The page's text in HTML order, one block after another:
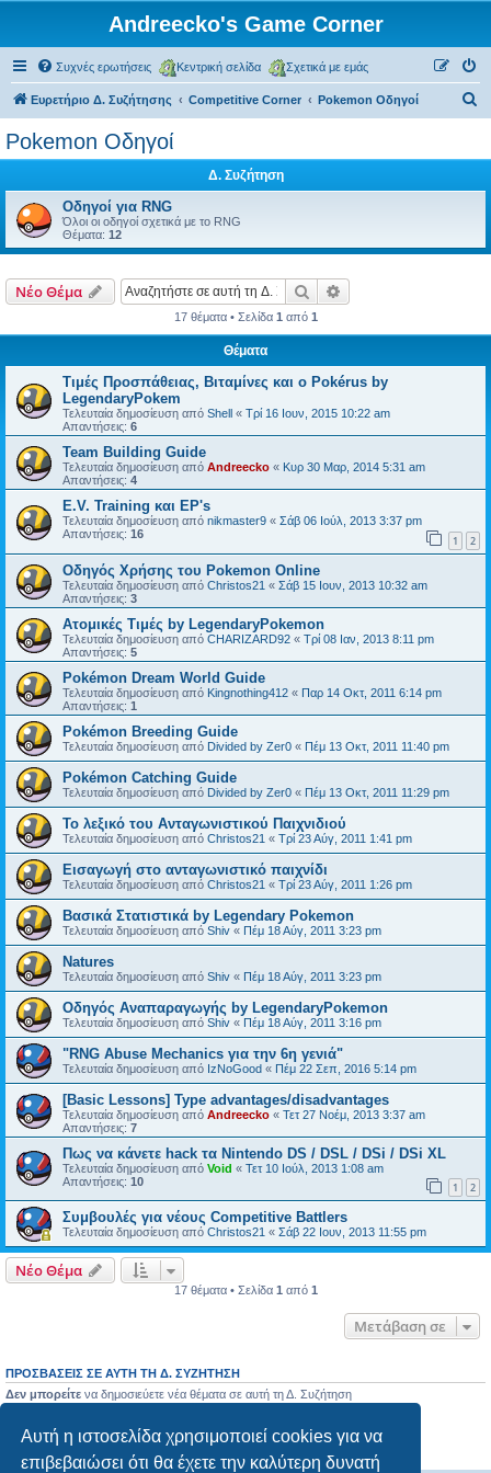
Αυτή η ιστοσελίδα χρησιμοποιεί cookies για να
επιβεβαιώσει ότι θα έχετε την καλύτερη δυνατή
Andreecko's Game Corner
Συχνές ερωτήσεις Κεντρική σελίδα Σχετικά με εμάς
Ευρετήριο Δ. Συζήτησης Competitive Corner Pokemon Οδηγοί
η
Pokemon Οδηγοί
Δ. Συζήτηση
Οδηγοί για RNG
Όλοι οι οδηγοί σχετικά με το RNG
Θέματα: 12
Νέο Θέμα Αναζήτηση
17 θέματα • Σελίδα 1 από 1
Θέματα
Τιμές Προσπάθειας, Βιταμίνες και ο Pokérus by
LegendaryPokem
Τελευταία δημοσίευση από Shell « Τρί 16 Ιουν, 2015 10:22 am
Απαντήσεις: 6
Team Building Guide
Τελευταία δημοσίευση από Andreecko « Κυρ 30 Μαρ, 2014 5:31 am
Απαντήσεις: 4
E.V. Training και EP's
Τελευταία δημοσίευση από nikmaster9 « Σάβ 06 Ιούλ, 2013 3:37 pm
Απαντήσεις: 16 1 2
Οδηγός Χρήσης του Pokemon Online
Τελευταία δημοσίευση από Christos21 « Σάβ 15 Ιουν, 2013 10:32 am
Απαντήσεις: 3
Ατομικές Τιμές by LegendaryPokemon
Τελευταία δημοσίευση από CHARIZARD92 « Τρί 08 Ιαν, 2013 8:11 pm
Απαντήσεις: 5
Pokémon Dream World Guide
Τελευταία δημοσίευση από Kingnothing412 « Παρ 14 Οκτ, 2011 6:14 pm
Απαντήσεις: 1
Pokémon Breeding Guide
Τελευταία δημοσίευση από Divided by Zer0 « Πέμ 13 Οκτ, 2011 11:40 pm
Pokémon Catching Guide
Τελευταία δημοσίευση από Divided by Zer0 « Πέμ 13 Οκτ, 2011 11:29 pm
Το λεξικό του Ανταγωνιστικού Παιχνιδιού
Τελευταία δημοσίευση από Christos21 « Τρί 23 Αύγ, 2011 1:41 pm
Εισαγωγή στο ανταγωνιστικό παιχνίδι
Τελευταία δημοσίευση από Christos21 « Τρί 23 Αύγ, 2011 1:26 pm
Βασικά Στατιστικά by Legendary Pokemon
Τελευταία δημοσίευση από Shiv « Πέμ 18 Αύγ, 2011 3:23 pm
Natures
Τελευταία δημοσίευση από Shiv « Πέμ 18 Αύγ, 2011 3:23 pm
Οδηγός Αναπαραγωγής by LegendaryPokemon
Τελευταία δημοσίευση από Shiv « Πέμ 18 Αύγ, 2011 3:16 pm
"RNG Abuse Mechanics για την 6η γενιά"
Τελευταία δημοσίευση από IzNoGood « Πέμ 22 Σεπ, 2016 5:14 pm
[Basic Lessons] Type advantages/disadvantages
Τελευταία δημοσίευση από Andreecko « Τετ 27 Νοέμ, 2013 3:37 am
Απαντήσεις: 7
Πως να κάνετε hack τα Nintendo DS / DSL / DSi / DSi XL
Τελευταία δημοσίευση από Void « Τετ 10 Ιούλ, 2013 1:08 am
Απαντήσεις: 10 1 2
Συμβουλές για νέους Competitive Battlers
Τελευταία δημοσίευση από Christos21 « Σάβ 22 Ιουν, 2013 11:55 pm
Νέο Θέμα
17 θέματα • Σελίδα 1 από 1
Μετάβαση σε
ΠΡΟΣΒΆΣΕΙΣ ΣΕ ΑΥΤΉ ΤΗ Δ. ΣΥΖΉΤΗΣΗ
Δεν μπορείτε να δημοσιεύετε νέα θέματα σε αυτή τη Δ. Συζήτηση
Δεν μπορείτενα διαγράφετε τις δημοσιεύσεις σας σε αυτή τη Δ. Συζήτηση
Δεν μπορείτε
να επισυνάπτετε αρχεία σε αυτή τη Δ. Συζήτηση